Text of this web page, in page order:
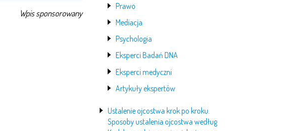
Wpis sponsorowany
Prawo
Mediacja
Psychologia
Eksperci Badań DNA
Eksperci medyczni
Artykuły ekspertów
Ustalenie ojcostwa krok po kroku.
Sposoby ustalenia ojcostwa według